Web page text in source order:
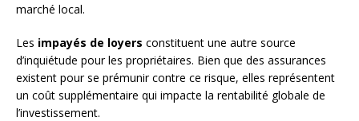
marché local.
Les impayés de loyers constituent une autre source
d’inquiétude pour les propriétaires. Bien que des assurances
existent pour se prémunir contre ce risque, elles représentent
un coût supplémentaire qui impacte la rentabilité globale de
l’investissement.